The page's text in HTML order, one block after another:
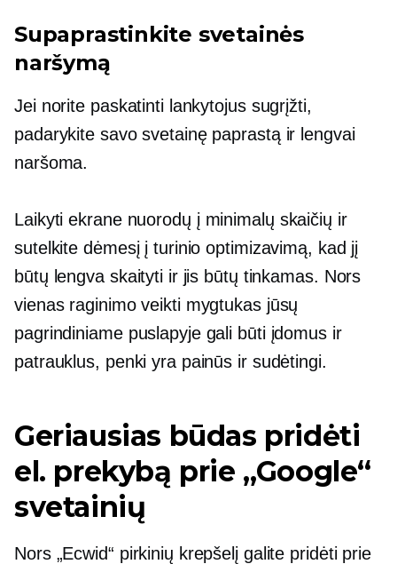
Supaprastinkite svetainės
naršymą
Jei norite paskatinti lankytojus sugrįžti,
padarykite savo svetainę paprastą ir lengvai
naršoma.
Laikytiekranenuorodų į minimalų skaičių ir
sutelkite dėmesį į turinio optimizavimą, kad jį
būtų lengva skaityti ir jis būtų tinkamas. Nors
vienas raginimo veikti mygtukas jūsų
pagrindiniame puslapyje gali būti įdomus ir
patrauklus, penki yra painūs ir sudėtingi.
Geriausias būdas pridėti
el. prekybą prie „Google“
svetainių
Nors „Ecwid“ pirkinių krepšelį galite pridėti prie